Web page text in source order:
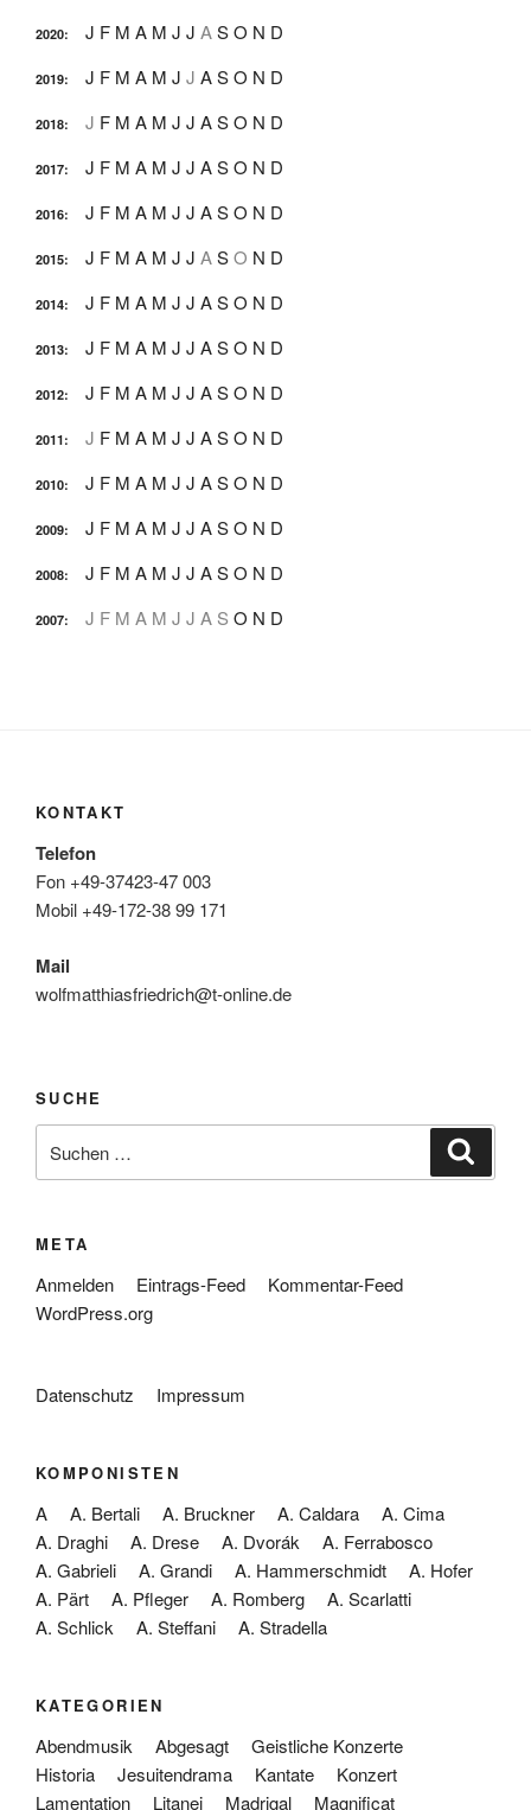
2020: J F M A M J J ASO N D
2019: J F M A M J J ASO N D
2018: J F M A M J J ASO N D
2017: J F M A M J J ASO N D
2016: J F M A M J J ASO N D
2015: J F M A M J J ASO N D
2014: J F M A M J J ASO N D
2013: J F M A M J J ASO N D
2012: J F M A M J J ASO N D
2011: J F M A M J J ASO N D
2010: J F M A M J J ASO N D
2009: J F M A M J J ASO N D
2008: J F M A M J J ASO N D
2007: J F M A M J J A S O N D
KONTAKT
Telefon
Fon +49-37423-47 003
Mobil +49-172-38 99 171
Mail
wolfmatthiasfriedrich@t-online.de
SUCHE
nach:
META
Anmelden Eintrags-Feed
Kommentar-Feed
WordPress.org
Datenschutz Impressum
KOMPONISTEN
A A. Bertali A. Bruckner A. Caldara
A. Cima
A. Draghi
A. Drese A. Dvorák
A. Ferrabosco
A. Gabrieli
A. Grandi A. Hammerschmidt
A. Hofer
A. Pärt
A. Pfleger A. Romberg
A. Scarlatti
A. Schlick
A. Steffani A. Stradella
KATEGORIEN
Abendmusik Abgesagt
Geistliche Konzerte
Historia
Jesuitendrama Kantate
Konzert
Lamentation
Litanei Madrigal Magnificat